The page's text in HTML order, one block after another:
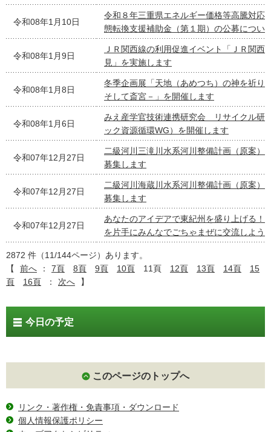
令和08年1月10日
令和８年三重県エネルギー価格等高騰対応
態転換支援補助金（第１期）の公募につい
令和08年1月9日
ＪＲ関西線の利用促進イベント「ＪＲ関西
見」を実施します
令和08年1月8日
冬季企画展「天地（あめつち）の神を祈り
そして斎宮－」を開催します
令和08年1月6日
みえ産学官技術連携研究会 リサイクル研
ック資源循環WG）を開催します
令和07年12月27日
二級河川三滝川水系河川整備計画（原案）
募集します
令和07年12月27日
二級河川海蔵川水系河川整備計画（原案）
募集します
令和07年12月27日
あなたのアイデアで東紀州を盛り上げる！
を片手にみんなでごちゃまぜに交流しよう
2872 件（11/144ページ）あります。
【
前へ ： 7頁 8頁 9頁 10頁 11頁 12頁 13頁 14頁
15
頁
16頁 ： 次へ 】
今日の予定
このページのトップへ
リンク・著作権・免責事項・ダウンロード
個人情報保護ポリシー